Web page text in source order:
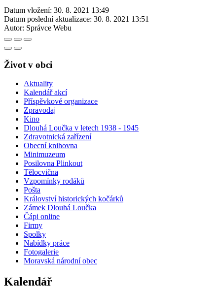
Datum vložení: 30. 8. 2021 13:49
Datum poslední aktualizace: 30. 8. 2021 13:51
Autor: Správce Webu
Život v obci
Aktuality
Kalendář akcí
Příspěvkové organizace
Zpravodaj
Kino
Dlouhá Loučka v letech 1938 - 1945
Zdravotnická zařízení
Obecní knihovna
Minimuzeum
Posilovna Plinkout
Tělocvična
Vzpomínky rodáků
Pošta
Království historických kočárků
Zámek Dlouhá Loučka
Čápi online
Firmy
Spolky
Nabídky práce
Fotogalerie
Moravská národní obec
Kalendář